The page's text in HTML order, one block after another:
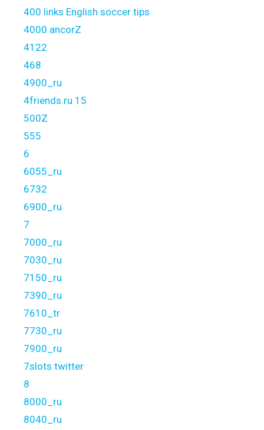
400 links English soccer tips
4000 ancorZ
4122
468
4900_ru
4friends.ru 15
500Z
555
6
6055_ru
6732
6900_ru
7
7000_ru
7030_ru
7150_ru
7390_ru
7610_tr
7730_ru
7900_ru
7slots twitter
8
8000_ru
8040_ru